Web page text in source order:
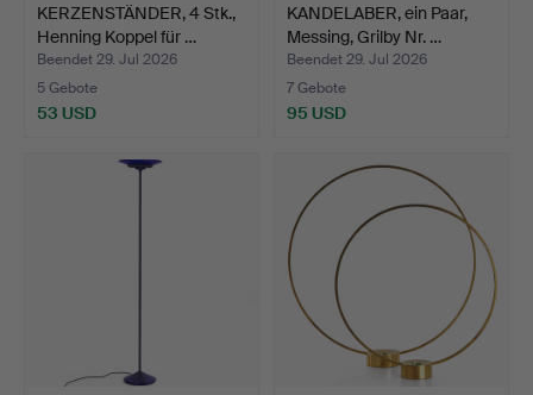
KERZENSTÄNDER, 4 Stk.,
Henning Koppel für …
Beendet 29. Jul 2026
5 Gebote
53 USD
KANDELABER, ein Paar,
Messing, Grilby Nr. …
Beendet 29. Jul 2026
7 Gebote
95 USD